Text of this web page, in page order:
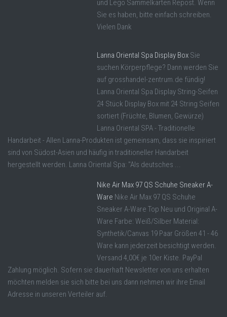
und Lego Sammelkarten Repost. Wenn
Sie es haben, bitte einfach schreiben.
Vielen Dank
Lanna Oriental Spa Display Box Sie
suchen Körperpflege? Dann werden Sie
auf grosshandel-zentrum.de fündig!
Lanna Oriental Spa Display String-Seifen
24 Stück Display Box mit 24 String Seifen
sortiert (Früchte, Blumen, Gewürze)
Lanna Oriental SPA - Traditionelle
Handarbeit - Allen Lanna-Produkten ist gemeinsam, dass sie inspiriert
sind von Südost-Asien und häufig in traditioneller Handarbeit
hergestellt werden. Lanna Oriental Spa: "Als deutsches ...
Nike Air Max 97 QS Schuhe Sneaker A-
Ware Nike Air Max 97 QS Schuhe
Sneaker A-Ware Top Neu und Original A-
Ware Farbe: Weiß/Silber Material:
Synthetik/Canvas 19 Paar Größen 41 - 46
Ware kann jederzeit besichtigt werden.
Versand 4,00€ je 10er Kiste. PayPal
Zahlung möglich. Sofern sie dauerhaft Newsletter von uns erhalten
möchten melden sie sich bitte bei uns dann nehmen wir ihre Email
Adresse in unseren Verteiler auf.